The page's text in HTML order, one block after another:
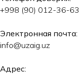
+998 (90) 012-36-63
Электронная почта:
info@uzaig.uz
Адрес: